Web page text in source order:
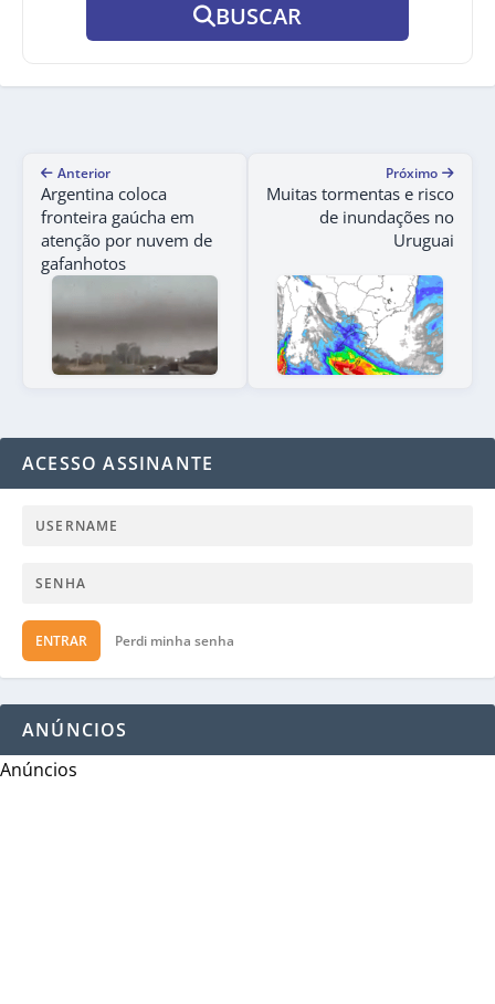
BUSCAR
Anterior
Argentina coloca
fronteira gaúcha em
atenção por nuvem de
gafanhotos
Próximo
Muitas tormentas e risco
de inundações no
Uruguai
ACESSO ASSINANTE
ENTRAR Perdi minha senha
ANÚNCIOS
Anúncios